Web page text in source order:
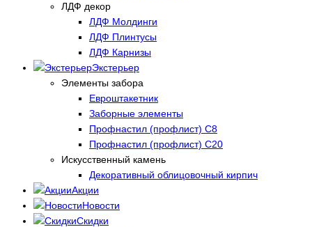
ЛДФ декор
ЛДФ Молдинги
ЛДФ Плинтусы
ЛДФ Карнизы
Экстерьер
Элементы забора
Евроштакетник
Заборные элементы
Профнастил (профлист) С8
Профнастил (профлист) С20
Искусственный камень
Декоративный облицовочный кирпич
Акции
Новости
Скидки